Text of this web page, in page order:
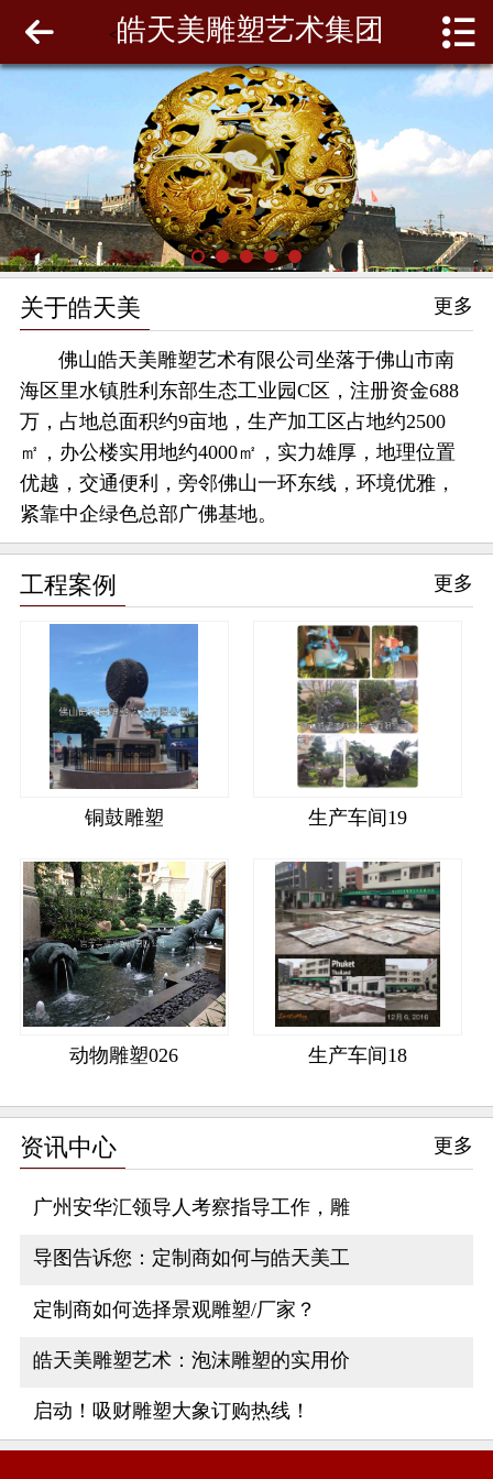
网站首页
最新动态
工程案例
雕塑泥模
<皓天美雕塑艺术集团
关于皓天美 更多
佛山皓天美雕塑艺术有限公司坐落于佛山市南
海区里水镇胜利东部生态工业园C区，注册资金688
万，占地总面积约9亩地，生产加工区占地约2500
㎡，办公楼实用地约4000㎡，实力雄厚，地理位置
优越，交通便利，旁邻佛山一环东线，环境优雅，
紧靠中企绿色总部广佛基地。
工程案例 更多
铜鼓雕塑 生产车间19
动物雕塑026 生产车间18
资讯中心 更多
广州安华汇领导人考察指导工作，雕
导图告诉您：定制商如何与皓天美工
定制商如何选择景观雕塑/厂家？
皓天美雕塑艺术：泡沫雕塑的实用价
启动！吸财雕塑大象订购热线！